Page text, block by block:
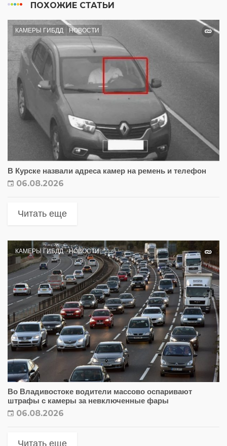
ПОХОЖИЕ СТАТЬИ
КАМЕРЫ ГИБДД НОВОСТИ
В Курске назвали адреса камер на ремень и телефон
06.08.2026
Читать еще
КАМЕРЫ ГИБДД НОВОСТИ
Во Владивостоке водители массово оспаривают
штрафы с камеры за невключенные фары
06.08.2026
Читать еще